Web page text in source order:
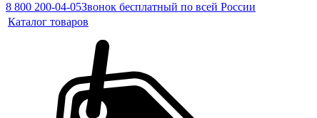
8 800 200-04-05Звонок бесплатный по всей России
Каталог товаров